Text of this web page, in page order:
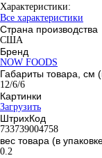
Характеристики:
Все характеристики
Страна производства
США
Бренд
NOW FOODS
Габариты товара, см
12/6/6
Картинки
Загрузить
ШтрихКод
733739004758
вес товара (в
0.2